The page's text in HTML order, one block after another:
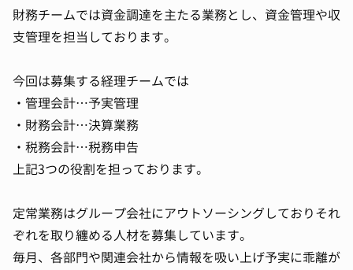
財務チームでは資金調達を主たる業務とし、資金管理や収
支管理を担当しております。
今回は募集する経理チームでは
・管理会計…予実管理
・財務会計…決算業務
・税務会計…税務申告
上記3つの役割を担っております。
定常業務はグループ会社にアウトソーシングしておりそれ
ぞれを取り纏める人材を募集しています。
毎月、各部門や関連会社から情報を吸い上げ予実に乖離が